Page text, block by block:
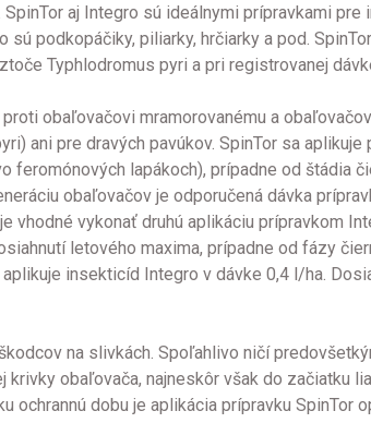
aj Integro sú ideálnymi prípravkami
podkopáčiky, piliarky, hrčiarky a pod.
Typhlodromus pyri a pri registrovanej
obaľovačovi mramorovanému a
ani pre dravých pavúkov. SpinTor sa
lapákoch), prípadne od štádia
obaľovačov je odporučená dávka
vhodné vykonať druhú aplikáciu prípravkom
letového maxima, prípadne od fázy
insekticíd Integro v dávke 0,4 l/ha.
na slivkách. Spoľahlivo ničí
obaľovača, najneskôr však do začiatku
ochrannú dobu je aplikácia prípravku